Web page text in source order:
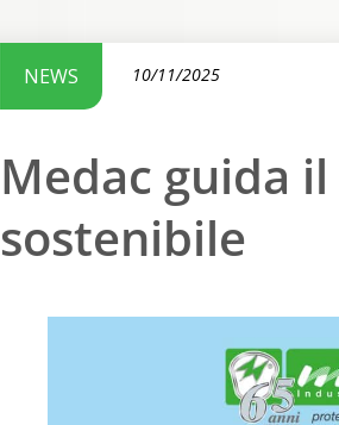
NEWS 10/11/2025
Medac guida
sostenibile